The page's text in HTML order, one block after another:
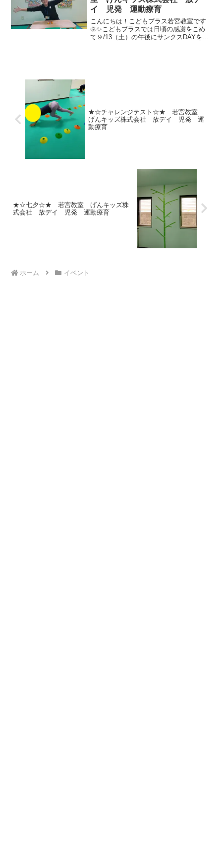
イ 児発 運動療育
こんにちは！こどもプラス若宮教室です
🌞✨こどもプラスでは日頃の感謝をこめ
て９/13（土）の午後にサンクスDAYを行
★☆チャレンジテスト☆★ 若宮教室
げんキッズ株式会社 放デイ 児発 運
動療育
★☆七夕☆★ 若宮教室 げんキッズ株
式会社 放デイ 児発 運動療育
ホーム イベント